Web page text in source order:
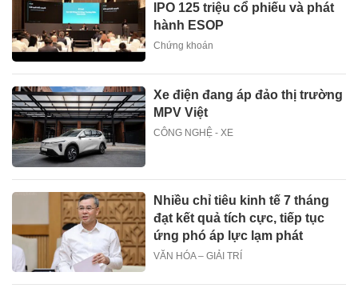
IPO 125 triệu cổ phiếu và phát
hành ESOP
Chứng khoán
Xe điện đang áp đảo thị trường
MPV Việt
CÔNG NGHỆ - XE
Nhiều chỉ tiêu kinh tế 7 tháng
đạt kết quả tích cực, tiếp tục
ứng phó áp lực lạm phát
VĂN HÓA – GIẢI TRÍ